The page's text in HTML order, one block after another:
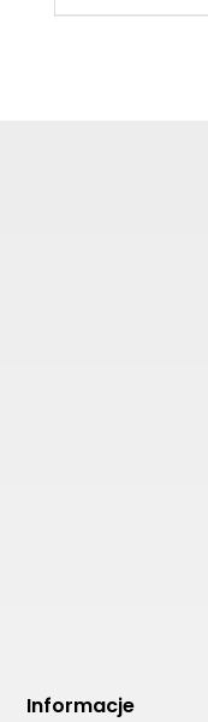
Informacje